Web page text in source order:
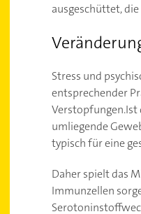
ausgeschüttet,
Stress und
entsprechender
Verstopfungen.Ist
umliegende
typisch für eine
Daher spielt das
Immunzellen